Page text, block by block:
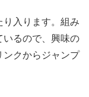
り入ります。組み
いるので、興味の
ンクからジャンプ